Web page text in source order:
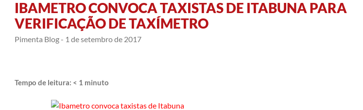
IBAMETRO CONVOCA TAXISTAS DE ITABUNA PARA
VERIFICAÇÃO DE TAXÍMETRO
Pimenta Blog - 1 de setembro de 2017
Tempo de leitura: < 1 minuto